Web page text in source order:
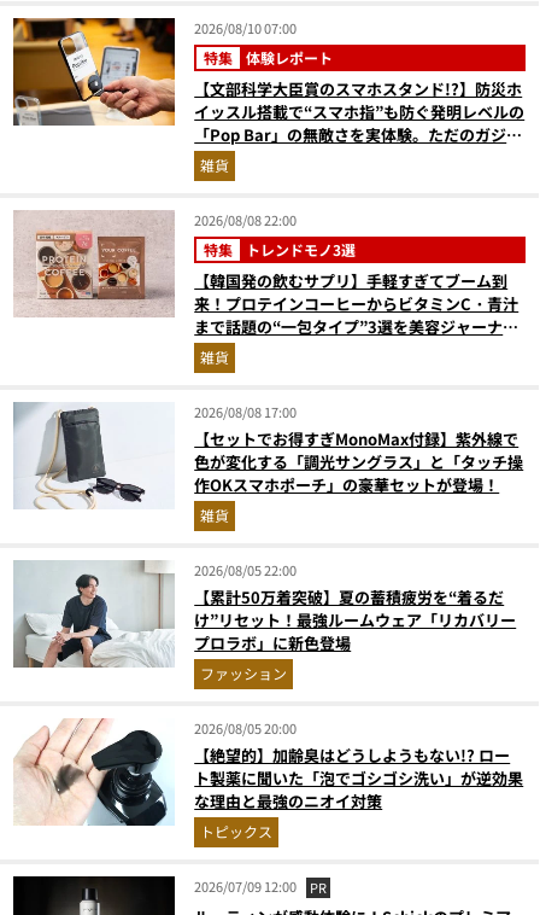
2026/08/10 07:00
特集 体験レポート
【文部科学大臣賞のスマホスタンド!?】防災ホ
イッスル搭載で“スマホ指”も防ぐ発明レベルの
「Pop Bar」の無敵さを実体験。ただのガジェ
ットじゃない！
雑貨
2026/08/08 22:00
特集 トレンドモノ3選
【韓国発の飲むサプリ】手軽すぎてブーム到
来！プロテインコーヒーからビタミンC・青汁
まで話題の“一包タイプ”3選を美容ジャーナリ
ストが徹底解説
雑貨
2026/08/08 17:00
【セットでお得すぎMonoMax付録】紫外線で
色が変化する「調光サングラス」と「タッチ操
作OKスマホポーチ」の豪華セットが登場！
雑貨
2026/08/05 22:00
【累計50万着突破】夏の蓄積疲労を“着るだ
け”リセット！最強ルームウェア「リカバリー
プロラボ」に新色登場
ファッション
2026/08/05 20:00
【絶望的】加齢臭はどうしようもない!? ロー
ト製薬に聞いた「泡でゴシゴシ洗い」が逆効果
な理由と最強のニオイ対策
トピックス
2026/07/09 12:00 PR